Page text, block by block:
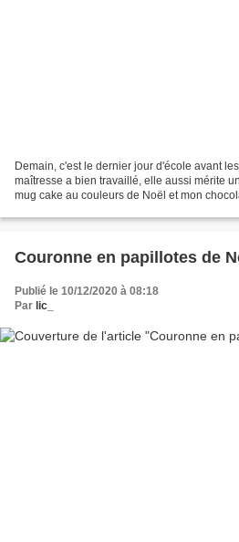
Demain, c'est le dernier jour d'école avant
maîtresse a bien travaillé, elle aussi mérite
mug cake au couleurs de Noël et mon
Couronne en papillotes de
Publié le 10/12/2020 à 08:18
Par lic_